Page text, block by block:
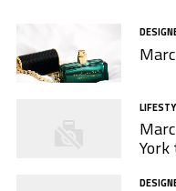
York